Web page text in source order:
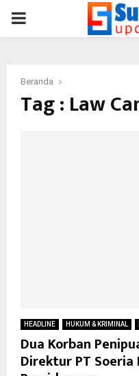
PRIMARY
Beranda
Tag : Law
HEADLINE HUKUM & KRIMINAL
Dua Korban
Direktur PT